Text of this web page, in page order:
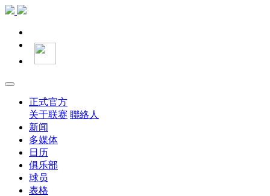
正式官方
关于联赛 聯絡人
新闻
多媒体
日历
俱乐部
球员
表格